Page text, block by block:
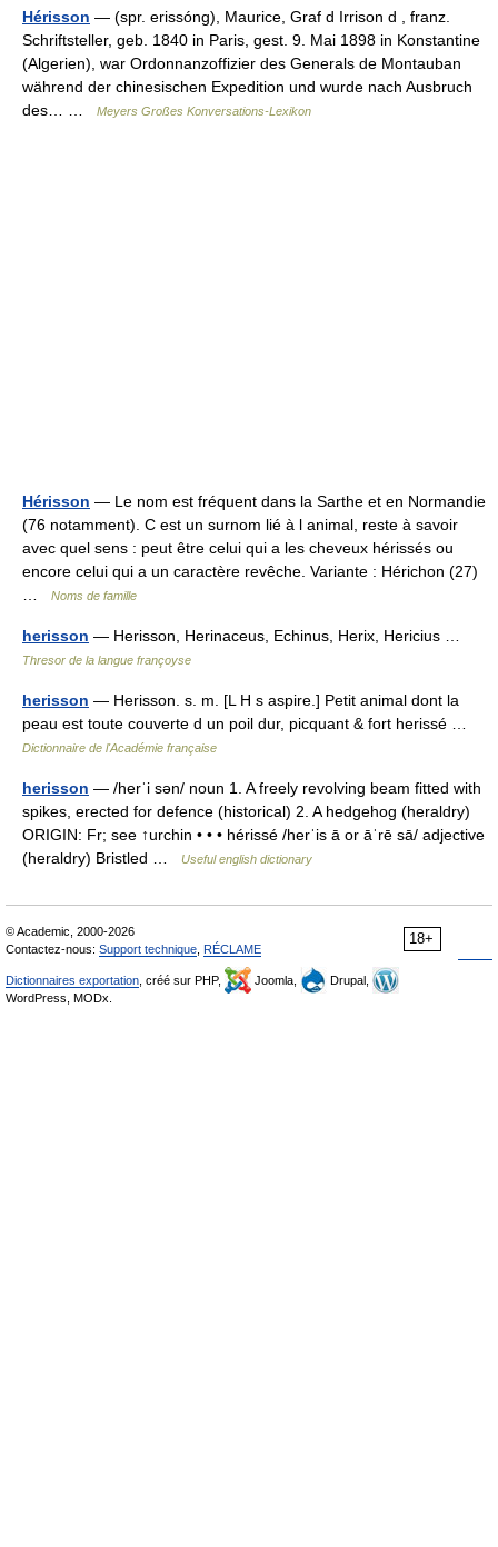
Hérisson — (spr. erissóng), Maurice, Graf d Irrison d , franz.
Schriftsteller, geb. 1840 in Paris, gest. 9. Mai 1898 in Konstantine
(Algerien), war Ordonnanzoffizier des Generals de Montauban
während der chinesischen Expedition und wurde nach Ausbruch
des… …
Meyers Großes Konversations-Lexikon
Hérisson — Le nom est fréquent dans la Sarthe et en Normandie
(76 notamment). C est un surnom lié à l animal, reste à savoir
avec quel sens : peut être celui qui a les cheveux hérissés ou
encore celui qui a un caractère revêche. Variante : Hérichon (27)
Noms de famille
herisson — Herisson, Herinaceus, Echinus, Herix, Hericius …
Thresor de la langue françoyse
herisson — Herisson. s. m. [L H s aspire.] Petit animal dont la
peau est toute couverte d un poil dur, picquant & fort herissé …
Dictionnaire de l'Académie française
herisson — /herˈi sən/ noun 1. A freely revolving beam fitted with
spikes, erected for defence (historical) 2. A hedgehog (heraldry)
ORIGIN: Fr; see ↑urchin • • • hérissé /herˈis ā or āˈrē sā/ adjective
(heraldry) Bristled …
Useful english dictionary
18+
© Academic, 2000-2026
Contactez-nous: Support technique RÉCLAME
Dictionnaires exportation , créé sur PHP, Joomla,
Drupal,
WordPress, MODx.